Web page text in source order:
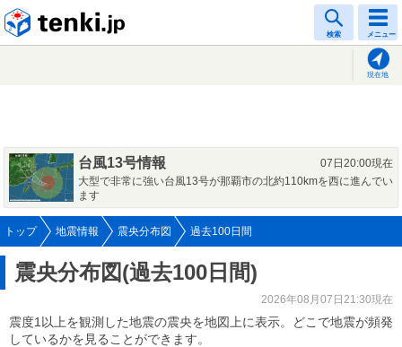
検索 メニュー
現在地
台風13号情報
07日20:00現在
大型で非常に強い台風13号が那覇市の北約110kmを西に進んでい
ます
トップ 地震情報 震央分布図 過去100日間
震央分布図(過去100日間)
2026年08月07日21:30現在
震度1以上を観測した地震の震央を地図上に表示。どこで地震が頻発
しているかを見ることができます。